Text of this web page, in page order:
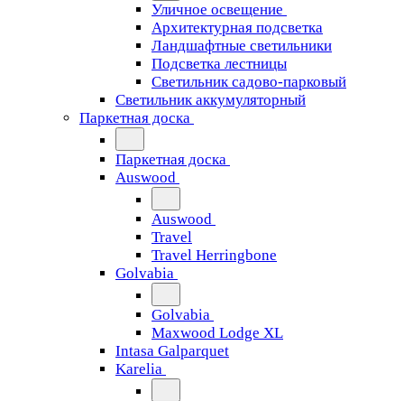
Уличное освещение
Архитектурная подсветка
Ландшафтные светильники
Подсветка лестницы
Светильник садово-парковый
Светильник аккумуляторный
Паркетная доска
Паркетная доска
Auswood
Auswood
Travel
Travel Herringbone
Golvabia
Golvabia
Maxwood Lodge XL
Intasa Galparquet
Karelia